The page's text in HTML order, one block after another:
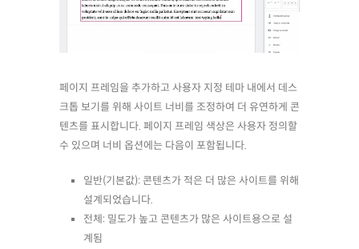
페이지 프레임을 추가하고 사용자 지정 테마 내에서 데스
크톱 보기를 위해 사이트 너비를 조정하여 더 유연하게 콘
텐츠를 표시합니다. 페이지 프레임 색상은 사용자 정의할
수 있으며 너비 옵션에는 다음이 포함됩니다.
일반(기본값): 콘텐츠가 적은 더 많은 사이트를 위해
설계되었습니다.
전체: 밀도가 높고 콘텐츠가 많은 사이트용으로 설
계됨